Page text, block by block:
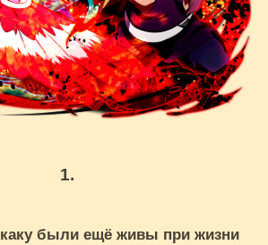
1.
были ещё живы при жизни